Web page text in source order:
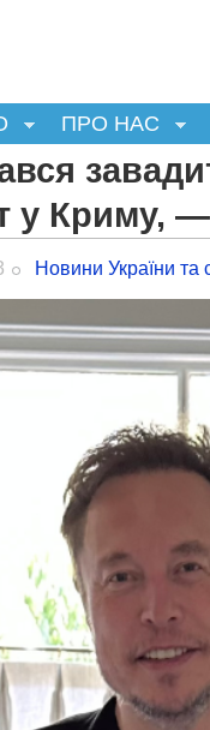
ПРО НАС
у Криму,
Новини України та